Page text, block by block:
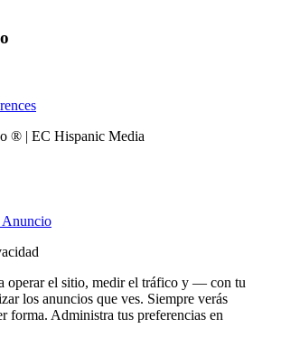
® | EC Hispanic Media
Anuncio
operar el sitio, medir el tráfico y — con tu
los anuncios que ves. Siempre verás
forma. Administra tus preferencias en